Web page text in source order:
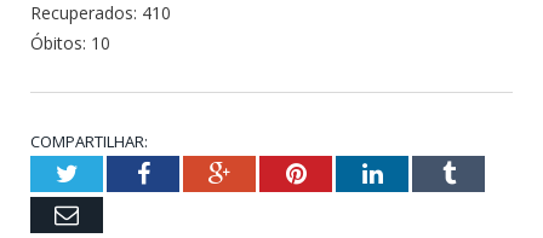
Recuperados: 410
Óbitos: 10
COMPARTILHAR:
TwitterFacebookGoogle+PinterestLinkedInTumblr
Email